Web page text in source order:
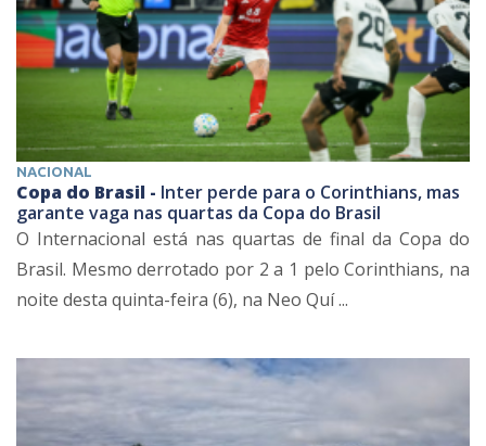
NACIONAL
Copa do Brasil - Inter perde para o Corinthians, mas
garante vaga nas quartas da Copa do Brasil
O Internacional está nas quartas de final da Copa do
Brasil. Mesmo derrotado por 2 a 1 pelo Corinthians, na
noite desta quinta-feira (6), na Neo Quí ...